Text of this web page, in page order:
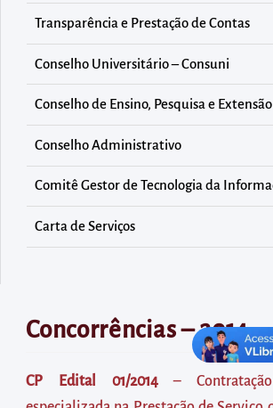
diretamente
área
para
realizar
buscas
internas
Acessar
no
Concorrências – 2014
CP Edital 01/2014–
Transparência e Prestação de Contas
Conselho Universitário – Consuni
Conselho de Ensino, Pesquisa e
Conselho Administrativo
Comitê Gestor de Tecnologia da
Carta de Serviços